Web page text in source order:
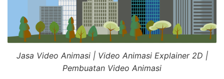
Jasa Video Animasi | Video Animasi Explainer 2D |
Pembuatan Video Animasi